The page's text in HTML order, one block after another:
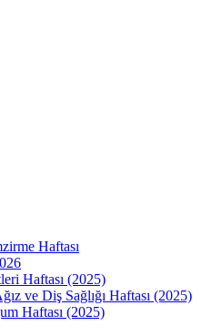
Haftası
Haftası (2025)
ve Diş Sağlığı Haftası (2025)
Haftası (2025)